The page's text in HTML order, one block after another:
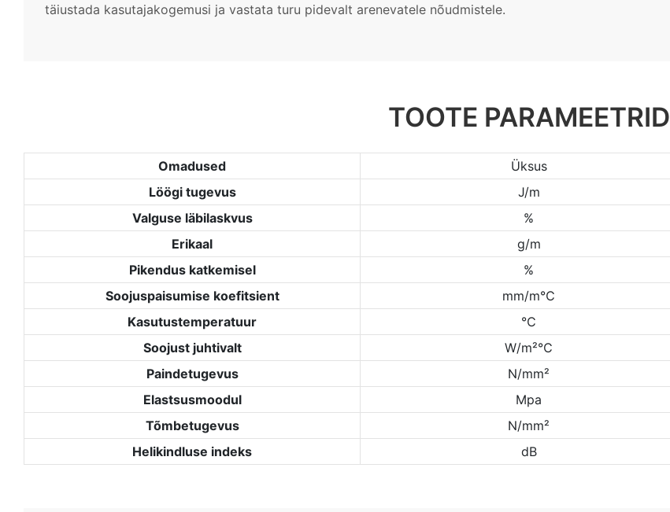
täiustada kasutajakogemusi ja vastata turu pidevalt arenevatele nõudmistele.
TOOTE PARAMEETRID
Omadused Üksus
Löögi tugevus
J/m
Valguse läbilaskvus
%
Erikaal
g/m
Pikendus katkemisel
%
Soojuspaisumise koefitsient
mm/m℃
Kasutustemperatuur
℃
Soojust juhtivalt
W/m²℃
Paindetugevus
N/mm²
Elastsusmoodul
Mpa
Tõmbetugevus
N/mm²
Helikindluse indeks
dB